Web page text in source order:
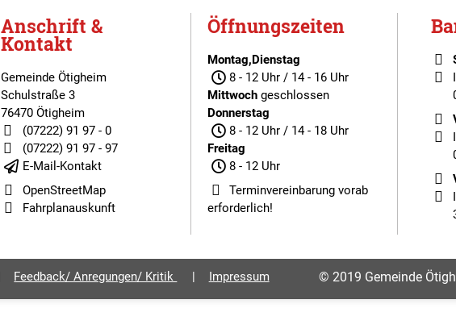
Anschrift &
Kontakt
Gemeinde Ötigheim
Schulstraße 3
76470 Ötigheim
(07222) 91 97 - 0
(07222) 91 97 - 97
E-Mail-Kontakt
OpenStreetMap
Fahrplanauskunft
Öffnungszeiten
Montag,Dienstag
8 - 12 Uhr / 14 - 16 Uhr
Mittwoch geschlossen
Donnerstag
8 - 12 Uhr / 14 - 18 Uhr
Freitag
8 - 12 Uhr
Terminvereinbarungvorab
erforderlich!
Feedback/ Anregungen/ Kritik Impressum © 2019 Gemeinde